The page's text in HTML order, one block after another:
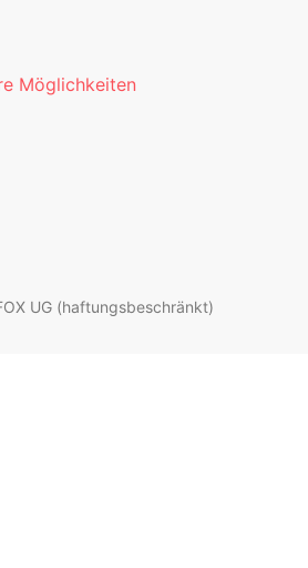
Möglichkeiten
UG (haftungsbeschränkt)